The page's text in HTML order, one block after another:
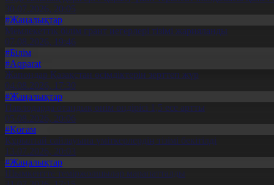
30.07.2026, 20:05
#Жаңалықтар
Мемлекеттік білім грант иегерлері тізімі жарияланды
07.08.2026, 19:46
#Білім
#Aqparat
Жапондар Қазақстан өсімдіктерін зерттеп жүр
04.08.2026, 17:30
#Жаңалықтар
Павлодарда отандық өнім өндірісі 1,5 есе артты
05.08.2026, 20:06
#Қоғам
Құрылтай сайлауына үміткерлердің тізімі бекітілді
13.07.2026, 20:03
#Жаңалықтар
Шымкентте теміржолшылар марапатталды